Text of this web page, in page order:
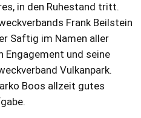
in den Ruhestand tritt.
Frank Beilstein
Saftig im Namen aller
und seine
Vulkanpark.
Boos allzeit gutes